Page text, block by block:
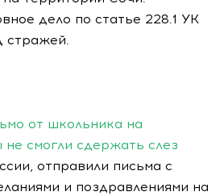
дело по статье 228.1 УК
стражей.
от школьника на
смогли сдержать слез
отправили письма с
и поздравлениями на